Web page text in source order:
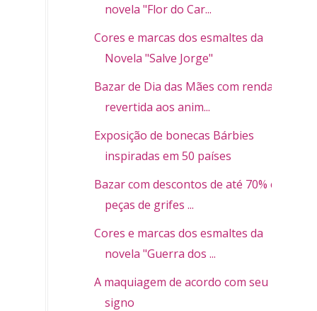
novela "Flor do Car...
Cores e marcas dos esmaltes da
Novela "Salve Jorge"
Bazar de Dia das Mães com renda
revertida aos anim...
Exposição de bonecas Bárbies
inspiradas em 50 países
Bazar com descontos de até 70% em
peças de grifes ...
Cores e marcas dos esmaltes da
novela "Guerra dos ...
A maquiagem de acordo com seu
signo